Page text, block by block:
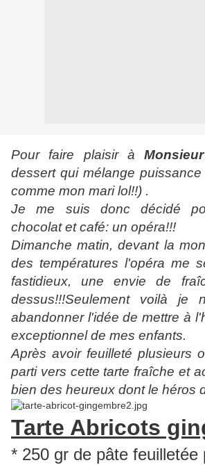
Pour faire plaisir àMonsieur
dessert qui mélange
comme mon mari lol!!) .
Je me suis donc décidé
chocolat et café: un opéra!!!
Dimanche matin, devant la
des températures l'opéra me
fastidieux, une envie de
dessus!!!Seulement voilà je
abandonner l'idée de mettre à
exceptionnel de mes enfants.
Après avoir feuilleté plusieurs
parti vers cette tarte fraîche et
bien des heureux dont le héros
Tarte Abricots
* 250 gr de pâte feuilletée